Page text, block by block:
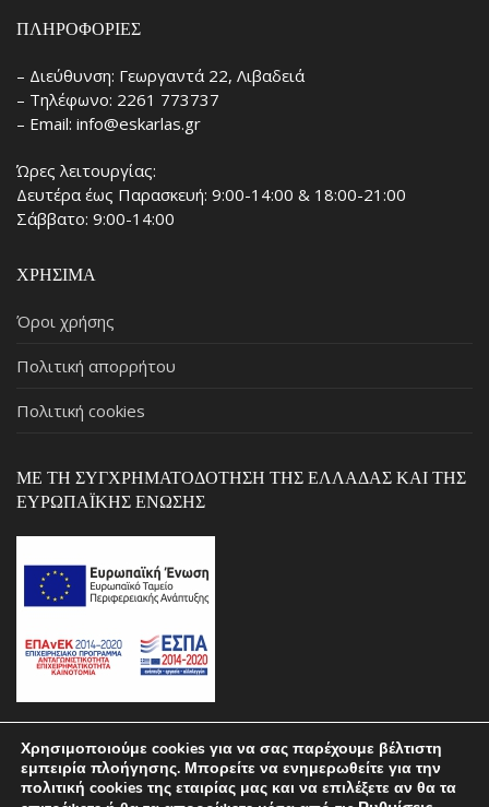
ΠΛΗΡΟΦΟΡΊΕΣ
– Διεύθυνση: Γεωργαντά 22, Λιβαδειά
– Τηλέφωνο: 2261 773737
– Email: info@eskarlas.gr
Ώρες λειτουργίας:
Δευτέρα έως Παρασκευή: 9:00-14:00 & 18:00-21:00
Σάββατο: 9:00-14:00
ΧΡΉΣΙΜΑ
Όροι χρήσης
Πολιτική απορρήτου
Πολιτική cookies
ΜΕ ΤΗ ΣΥΓΧΡΗΜΑΤΟΔΌΤΗΣΗ ΤΗΣ ΕΛΛΆΔΑΣ ΚΑΙ ΤΗΣ
ΕΥΡΩΠΑΪΚΉΣ ΈΝΩΣΗΣ
Copyright © 2026 ΣΚΑΡΛΑΣ by pcstospiti.gr – Powered by
Χρησιμοποιούμε cookies για να σας παρέχουμε βέλτιστη
εμπειρία πλοήγησης. Μπορείτε να ενημερωθείτε για την
πολιτική cookies της εταιρίας μας και να επιλέξετε αν θα τα